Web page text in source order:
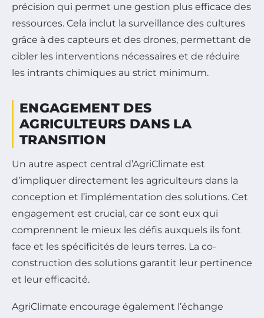
précision qui permet une gestion plus efficace des
ressources. Cela inclut la surveillance des cultures
grâce à des capteurs et des drones, permettant de
cibler les interventions nécessaires et de réduire
les intrants chimiques au strict minimum.
ENGAGEMENT DES
AGRICULTEURS DANS LA
TRANSITION
Un autre aspect central d’AgriClimate est
d’impliquer directement les agriculteurs dans la
conception et l’implémentation des solutions. Cet
engagement est crucial, car ce sont eux qui
comprennent le mieux les défis auxquels ils font
face et les spécificités de leurs terres. La co-
construction des solutions garantit leur pertinence
et leur efficacité.
AgriClimate encourage également l’échange